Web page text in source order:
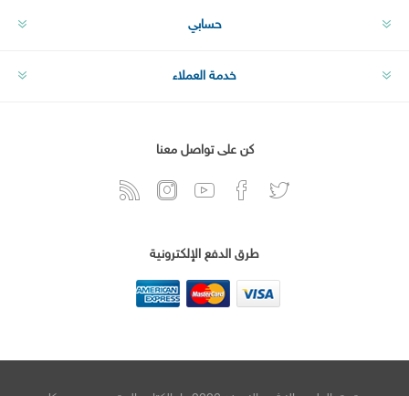
حسابي
خدمة العملاء
كن على تواصل معنا
طرق الدفع الإلكترونية